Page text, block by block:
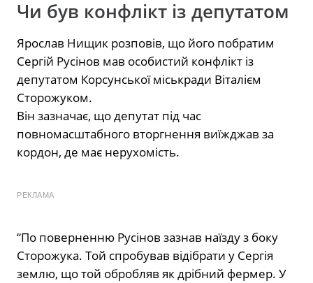
Чи був конфлікт із депутатом
Ярослав Нищик розповів, що його побратим
Сергій Русінов мав особистий конфлікт із
депутатом Корсунської міськради Віталієм
Сторожуком.
Він зазначає, що депутат під час
повномасштабного вторгнення виїжджав за
кордон, де має нерухомість.
РЕКЛАМА
“По поверненню Русінов зазнав наїзду з боку
Сторожука. Той спробував відібрати у Сергія
землю, що той обробляв як дрібний фермер. У